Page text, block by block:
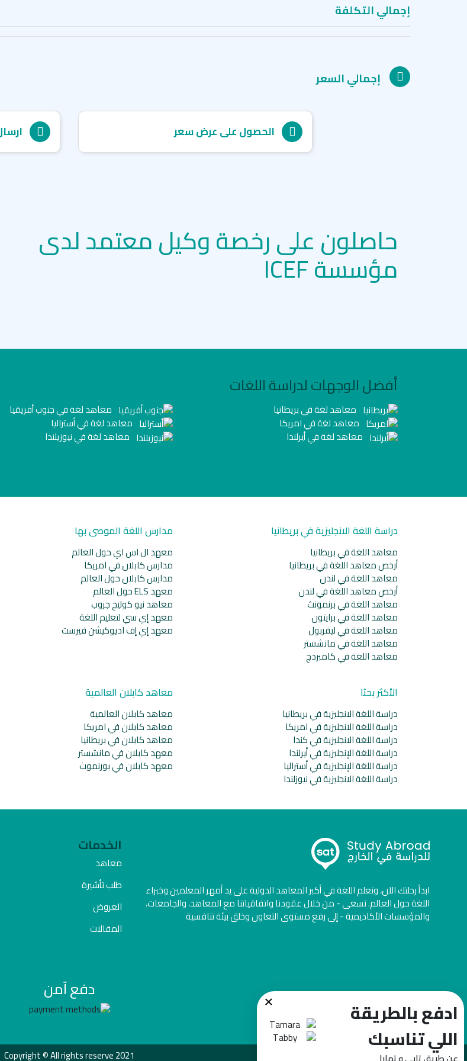
إجمالي التكلفة
إجمالي السعر
الحصول على عرض سعر
حاصلون على رخصة وكيل معتمد لدى
مؤسسة ICEF
أفضل الوجهات لدراسة اللغات
معاهد لغة في بريطانيا
معاهد لغة في امريكا
معاهد لغة في أيرلندا
معاهد لغة في جنوب أفريقيا
معاهد لغة في أستراليا
معاهد لغة في نيوزيلندا
دراسة اللغة الانجليزية في بريطانيا
معاهد اللغة في بريطانيا
أرخص معاهد اللغة في بريطانيا
معاهد اللغة في لندن
أرخص معاهد اللغة في لندن
معاهد اللغة في برنمونث
معاهد اللغة في برايتون
معاهد اللغة في ليفربول
معاهد اللغة في مانشستر
معاهد اللغة في كامبردج
مدارس اللغة الموصى بها
معهد ال اس اي حول العالم
مدارس كابلان في امريكا
مدارس كابلان حول العالم
معهد ELS حول العالم
معاهد نيو كوليج جروب
معهد إي سي لتعليم اللغة
معهد إي إف اديوكيشن فيرست
الأكثر بحثا
دراسة اللغة الانجليزية في بريطانيا
دراسة اللغة الانجليزية في امريكا
دراسة اللغة الانجليزية في كندا
دراسة اللغة الإنجليزية في أيرلندا
دراسة اللغة الإنجليزية في أستراليا
دراسة اللغة الانجليزية في نيوزلندا
معاهد كابلان العالمية
معاهد كابلان العالمية
معاهد كابلان في امريكا
معاهد كابلان في بريطانيا
معهد كابلان في مانشستر
معهد كابلان في بورنموث
ابدأ رحلتك الآن، وتعلم اللغة في أكبر المعاهد الدولية على يد أمهر المعلمين وخبراء
اللغة حول العالم. نسعى - من خلال عقودنا واتفاقياتنا مع المعاهد، والجامعات،
والمؤسسات الأكاديمية - إلى رفع مستوى التعاون وخلق بيئة تنافسية
الخدمات
معاهد
طلب تأشيرة
العروض
المقالات
دفع آمن
Copyright © All rights reserve 2021
×
ادفع بالطريقة
اللي تناسبك